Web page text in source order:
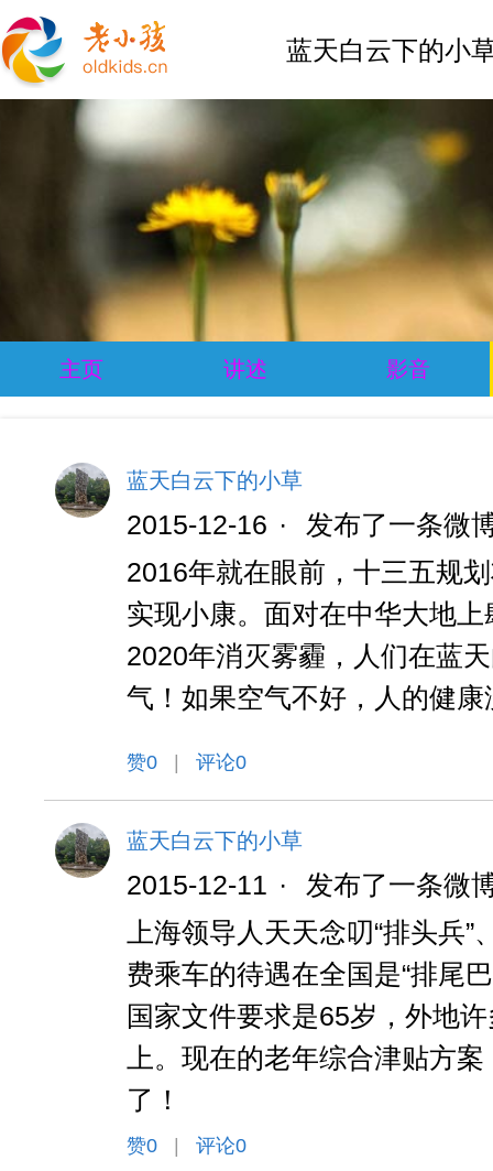
蓝天白云下的小
主页 讲述 影音
蓝天白云下的小草
2015-12-16 ·
发布了一条微
2016年就在眼前，十三五规
实现小康。面对在中华大地
2020年消灭雾霾，人们在蓝
气！如果空气不好，人的健
赞0 评论0
蓝天白云下的小草
2015-12-11 ·
发布了一条微
上海领导人天天念叨“排头兵
费乘车的待遇在全国是“排尾
国家文件要求是65岁，外地
上。现在的老年综合津贴方
了！
赞0 评论0